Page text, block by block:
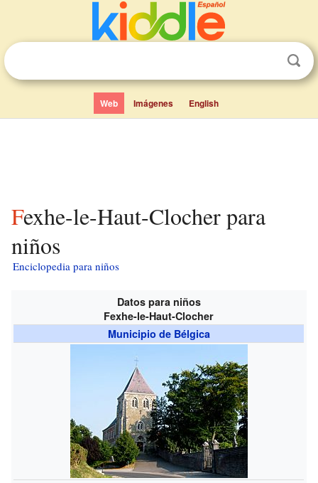
Web Imágenes English
Fexhe-le-Haut-Clocher para
niños
Enciclopedia para niños
Datos para niños
Fexhe-le-Haut-Clocher
Municipio de Bélgica